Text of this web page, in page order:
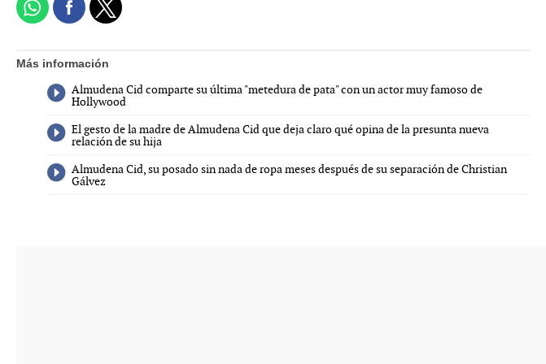
Más información
Almudena Cid comparte su última "metedura de pata" con un actor muy famoso de
Hollywood
El gesto de la madre de Almudena Cid que deja claro qué opina de la presunta nueva
relación de su hija
Almudena Cid, su posado sin nada de ropa meses después de su separación de Christian
Gálvez